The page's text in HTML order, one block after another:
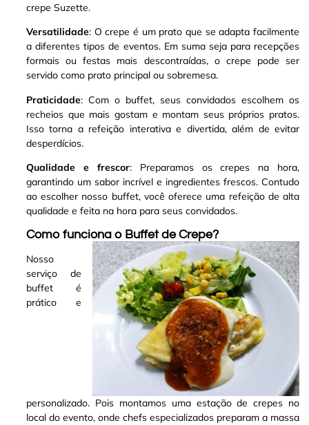
crepe Suzette.
Versatilidade: O crepe é um prato que se adapta facilmente
a diferentes tipos de eventos. Em suma seja para recepções
formais ou festas mais descontraídas, o crepe pode ser
servido como prato principal ou sobremesa.
Praticidade: Com o buffet, seus convidados escolhem os
recheios que mais gostam e montam seus próprios pratos.
Isso torna a refeição interativa e divertida, além de evitar
desperdícios.
Qualidade e frescor: Preparamos os crepes na hora,
garantindo um sabor incrível e ingredientes frescos. Contudo
ao escolher nosso buffet, você oferece uma refeição de alta
qualidade e feita na hora para seus convidados.
Como funciona o Buffet de Crepe?
Nosso
serviço de
buffet é
prático e
personalizado. Pois montamos uma estação de crepes no
local do evento, onde chefs especializados preparam a massa